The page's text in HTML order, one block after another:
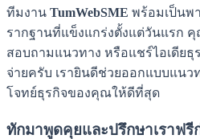
ทีมงาน TumWebSME พร้อมเป็นพ
รากฐานที่แข็งแกร่งตั้งแต่วันแรก
สอบถามแนวทาง หรือแชร์ไอเดียธุ
จ่ายครับ เรายินดีช่วยออกแบบแนว
โจทย์ธุรกิจของคุณให้ดีที่สุด
ทักมาพูดคุยและปรึกษาเราฟ